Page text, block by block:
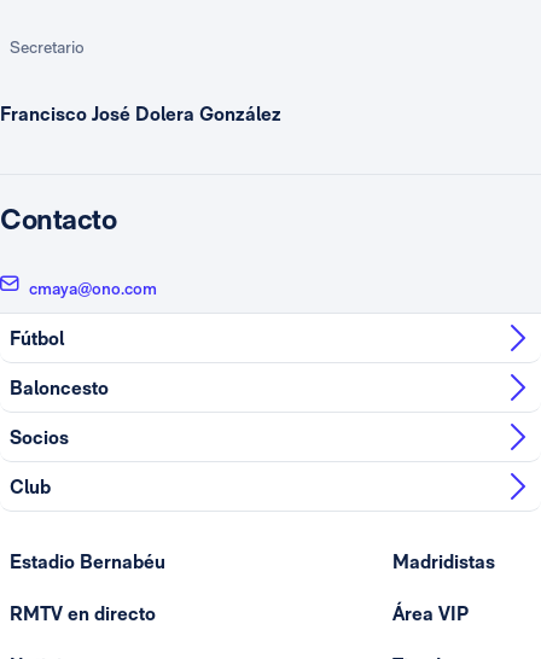
Secretario
Francisco José Dolera González
Contacto
cmaya@ono.com
Fútbol
Baloncesto
Socios
Club
Estadio Bernabéu
RMTV en directo
Madridistas
Área VIP